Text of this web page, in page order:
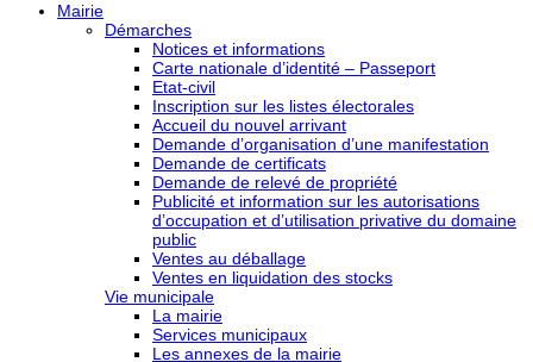
Mairie
Démarches
Notices et informations
Carte nationale d’identité – Passeport
Etat-civil
Inscription sur les listes électorales
Accueil du nouvel arrivant
Demande d’organisation d’une manifestation
Demande de certificats
Demande de relevé de propriété
Publicité et information sur les autorisations
d’occupation et d’utilisation privative du domaine
public
Ventes au déballage
Ventes en liquidation des stocks
Vie municipale
La mairie
Services municipaux
Les annexes de la mairie